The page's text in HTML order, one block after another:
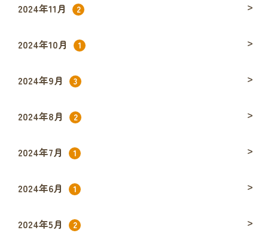
2024年11月 2
2024年10月 1
2024年9月 3
2024年8月 2
2024年7月 1
2024年6月 1
2024年5月 2